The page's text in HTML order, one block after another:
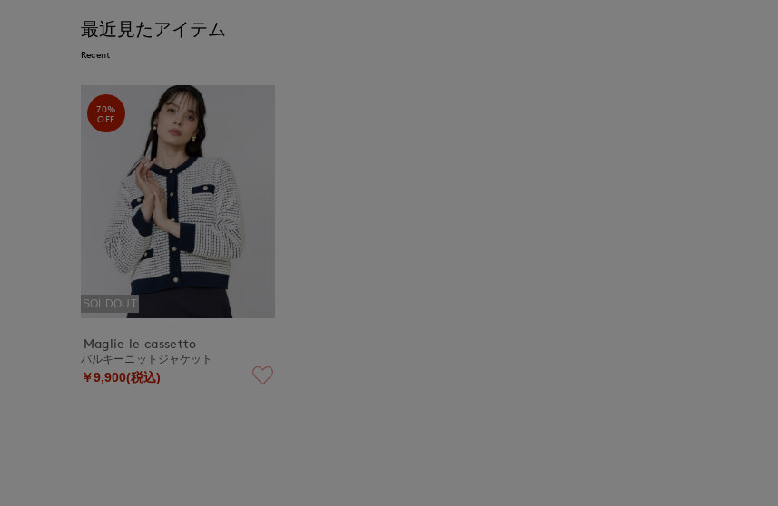
最近見たアイテム
Recent
70%
OFF
SOLDOUT
Maglie le cassetto
バルキーニットジャケット
￥9,900(税込)